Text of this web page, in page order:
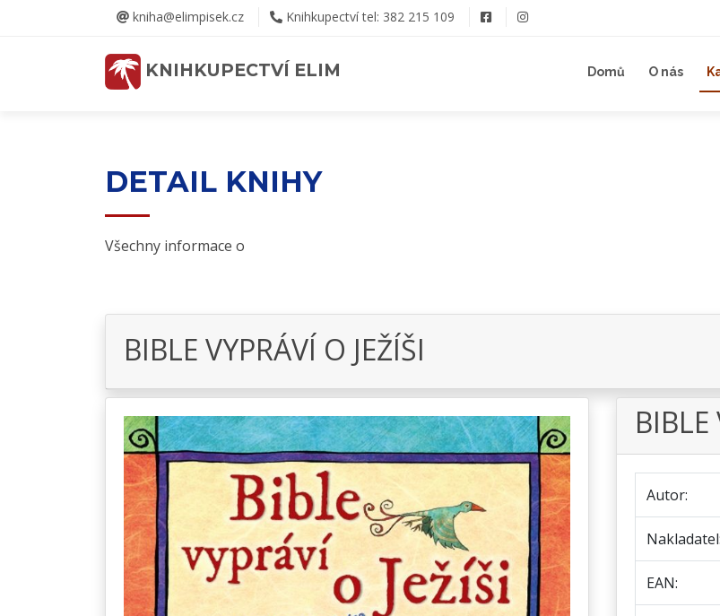
kniha@elimpisek.cz Knihkupectví tel: 382 215 109
KNIHKUPECTVÍ ELIM Domů O nás
DETAIL KNIHY
Všechny informace o
BIBLE VYPRÁVÍ O JEŽÍŠI
BIBLE
Autor:
Nakladatel:
EAN: